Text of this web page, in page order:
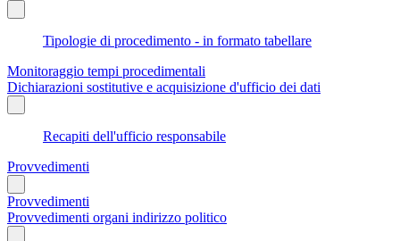
Tipologie di procedimento - in formato tabellare
Monitoraggio tempi procedimentali
Dichiarazioni sostitutive e acquisizione d'ufficio dei dati
Recapiti dell'ufficio responsabile
Provvedimenti
Provvedimenti
Provvedimenti organi indirizzo politico